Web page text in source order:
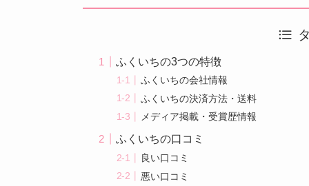
ふくいちの3つの特徴
ふくいちの会社情報
ふくいちの決済方法・送料
メディア掲載・受賞歴情報
ふくいちの口コミ
良い口コミ
悪い口コミ